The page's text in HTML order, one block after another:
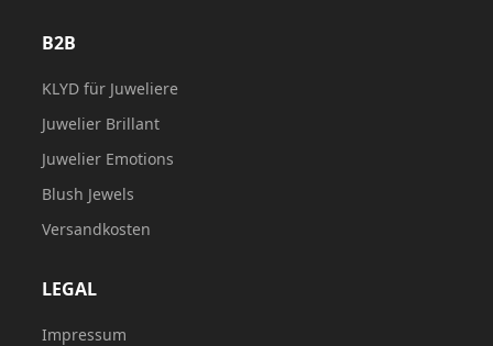
B2B
KLYD für Juweliere
Juwelier Brillant
Juwelier Emotions
Blush Jewels
Versandkosten
LEGAL
Impressum